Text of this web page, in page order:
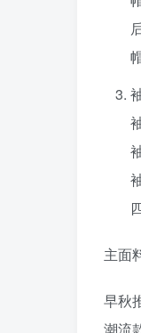
主面
早秋